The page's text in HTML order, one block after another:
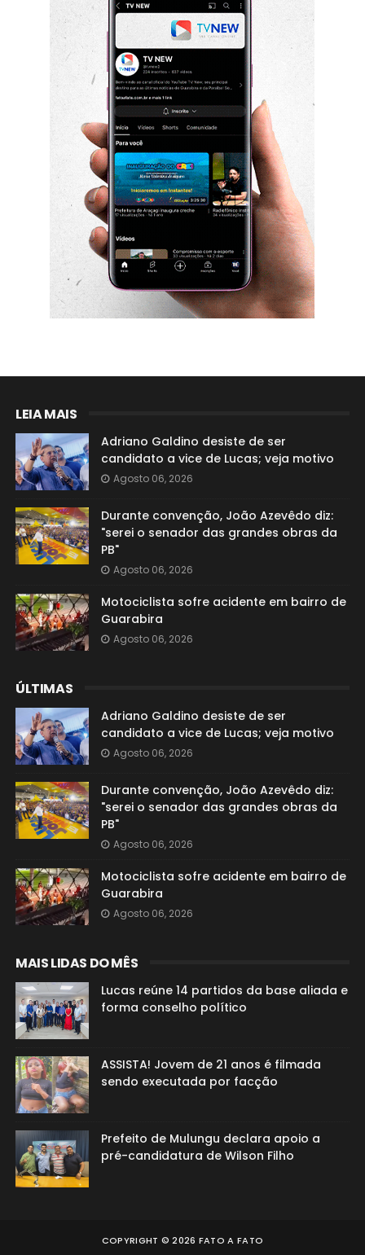
LEIA MAIS
Adriano Galdino desiste de ser
candidato a vice de Lucas; veja motivo
Agosto 06, 2026
Durante convenção, João Azevêdo diz:
"serei o senador das grandes obras da
PB"
Agosto 06, 2026
Motociclista sofre acidente em bairro de
Guarabira
Agosto 06, 2026
ÚLTIMAS
Adriano Galdino desiste de ser
candidato a vice de Lucas; veja motivo
Agosto 06, 2026
Durante convenção, João Azevêdo diz:
"serei o senador das grandes obras da
PB"
Agosto 06, 2026
Motociclista sofre acidente em bairro de
Guarabira
Agosto 06, 2026
MAIS LIDAS DO MÊS
Lucas reúne 14 partidos da base aliada e
forma conselho político
ASSISTA! Jovem de 21 anos é filmada
sendo executada por facção
Prefeito de Mulungu declara apoio a
pré-candidatura de Wilson Filho
COPYRIGHT ©2026 FATO A FATO